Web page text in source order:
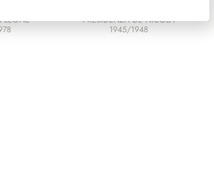
LEONE
PRESIDENZA DE NICOLA
1945/1948